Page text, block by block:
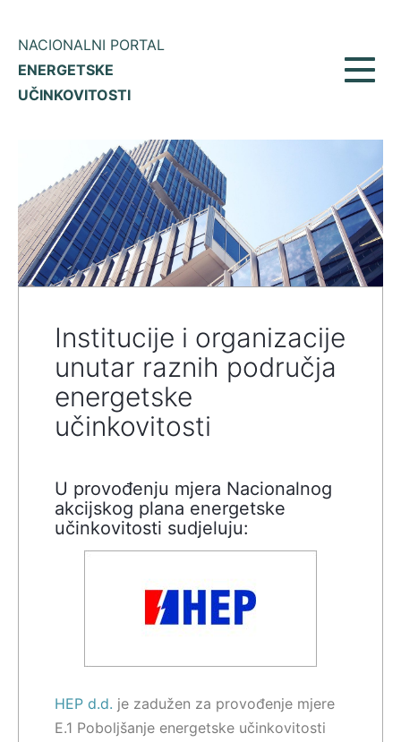
NACIONALNI PORTAL
ENERGETSKE
UČINKOVITOSTI
Institucije i organizacije
unutar raznih područja
energetske
učinkovitosti
U provođenju mjera Nacionalnog
akcijskog plana energetske
učinkovitosti sudjeluju:
HEP d.d. je zadužen za provođenje mjere
E.1 Poboljšanje energetske učinkovitosti